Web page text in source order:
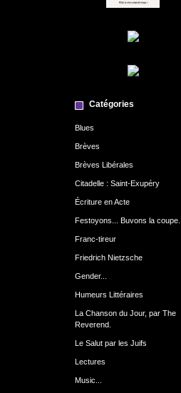
Catégories
Blues
Brèves
Brèves Libérales
Citadelle : Saint-Exupéry
Écriture en Acte
Festoyons... Buvons la coupe...
Franc-tireur
Friedrich Nietzsche
Gender...
Humeurs Littéraires
La Chanson du Jour, par The
Reverend.
Le Salut par les Juifs
Lectures
Music...